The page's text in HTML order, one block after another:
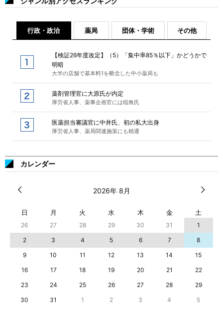
行政・政治 薬局 団体・学術 その他
【検証26年度改定】（5）「集中率85％以下」かどうかで
明暗
大半の店舗で基本料1を断念した中小薬局も
薬剤管理官に大原氏が内定
厚労省人事、薬事企画官には稲角氏
医薬担当審議官に中井氏、初の私大出身
厚労省人事、薬局関連施策にも精通
カレンダー
2026年 8月
日 月 火 水 木 金 土
26 27 28 29 30 31
1
2
3 4 5 6 7
8
9
10 11 12 13 14
15
16
17 18 19 20 21
22
23
24 25 26 27 28
29
30
31 1 2 3 4 5